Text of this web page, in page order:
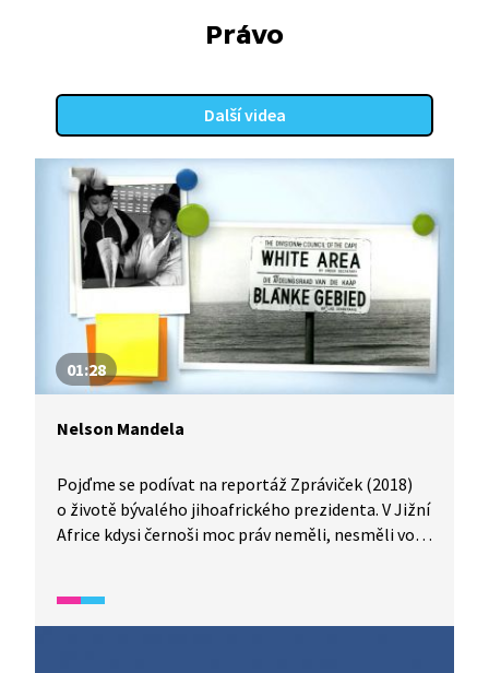
že výsledky voleb ovlivňují podobu zákonů,
rozdělování peněz i každodenní život lidí.
Právo
Další videa
01:28
Nelson Mandela
Pojďme se podívat na reportáž Zpráviček (2018)
o životě bývalého jihoafrického prezidenta. V Jižní
Africe kdysi černoši moc práv neměli, nesměli volit
vystudoval práva a snažil se tyto poměry změnit.